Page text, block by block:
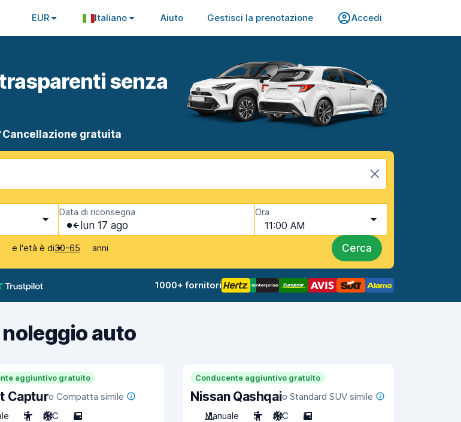
EUR Italiano Aiuto Gestisci la prenotazione Accedi
senza
Cancellazione gratuita
Data di riconsegna
lun 17 ago
Ora
11:00 AM
e l'età è di30-65 anni Cerca
1000+ fornitori
auto
aggiuntivo gratuito
Capturo Compatta simile
5 A/C 5
Conducente aggiuntivo gratuito
Nissan Qashqaio Standard SUV simile
Manuale
5 A/C 5